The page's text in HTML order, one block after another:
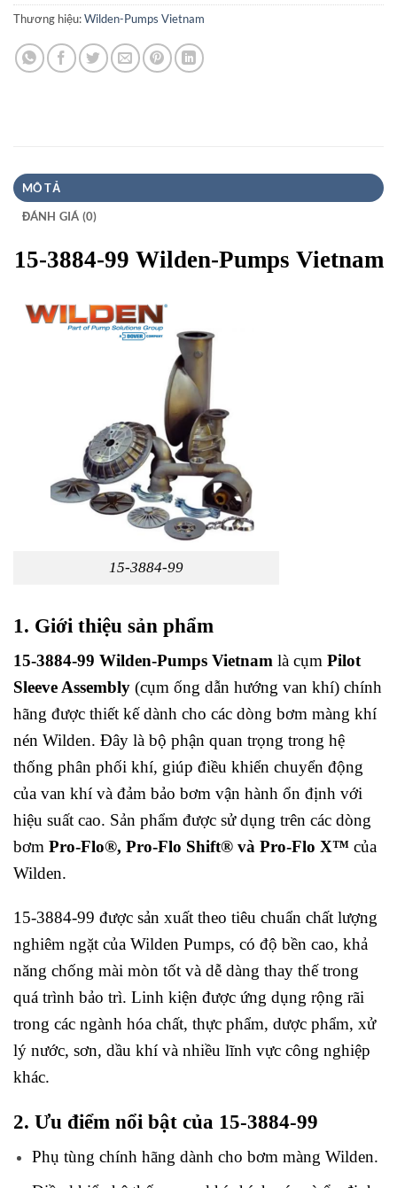
Thương hiệu:Wilden-Pumps Vietnam
MÔ TẢ
ĐÁNH GIÁ (0)
15-3884-99 Wilden-Pumps Vietnam
15-3884-99
1. Giới thiệu sản phẩm
15-3884-99 Wilden-Pumps Vietnam là cụm Pilot
Sleeve Assembly (cụm ống dẫn hướng van khí) chính
hãng được thiết kế dành cho các dòng bơm màng khí
nén Wilden. Đây là bộ phận quan trọng trong hệ
thống phân phối khí, giúp điều khiển chuyển động
của van khí và đảm bảo bơm vận hành ổn định với
hiệu suất cao. Sản phẩm được sử dụng trên các dòng
bơm Pro-Flo®, Pro-Flo Shift® và Pro-Flo X™ của
Wilden.
15-3884-99 được sản xuất theo tiêu chuẩn chất lượng
nghiêm ngặt của Wilden Pumps, có độ bền cao, khả
năng chống mài mòn tốt và dễ dàng thay thế trong
quá trình bảo trì. Linh kiện được ứng dụng rộng rãi
trong các ngành hóa chất, thực phẩm, dược phẩm, xử
lý nước, sơn, dầu khí và nhiều lĩnh vực công nghiệp
khác.
2. Ưu điểm nổi bật của 15-3884-99
Phụ tùng chính hãng dành cho bơm màng Wilden.